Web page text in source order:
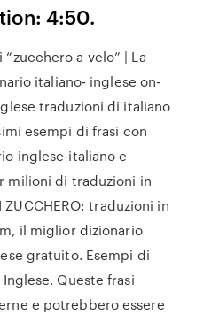
4:50.
a velo” | La
italiano- inglese on-
traduzioni di italiano
esempi di frasi con
inglese-italiano e
milioni di traduzioni in
ZUCCHERO: traduzioni in
il miglior dizionario
gratuito. Esempi di
Queste frasi
e potrebbero essere